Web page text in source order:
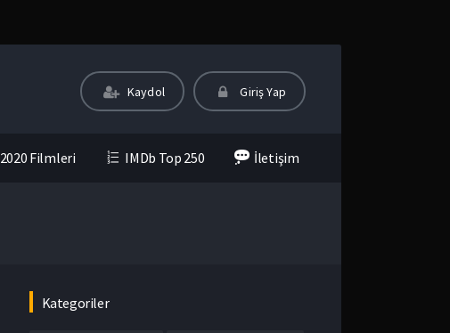
Kaydol Giriş Yap
2020 Filmleri IMDb Top 250 İletişim
Kategoriler